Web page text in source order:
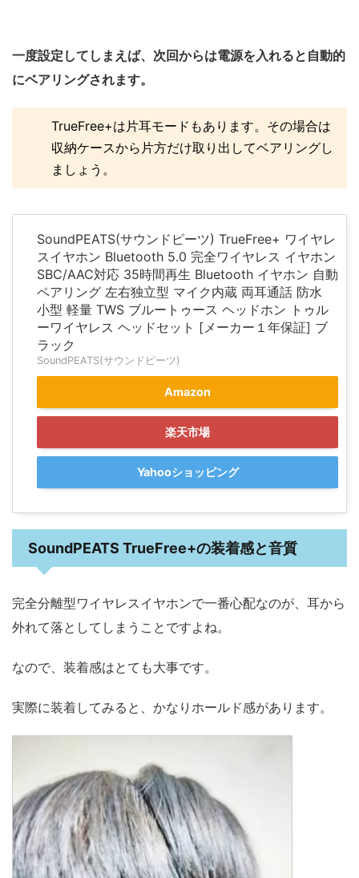
一度設定してしまえば、次回からは電源を入れると自動的
にベアリングされます。
TrueFree+は片耳モードもあります。その場合は
収納ケースから片方だけ取り出してベアリングし
ましょう。
SoundPEATS(サウンドピーツ) TrueFree+ ワイヤレ
スイヤホン Bluetooth 5.0 完全ワイヤレス イヤホン
SBC/AAC対応 35時間再生 Bluetooth イヤホン 自動
ペアリング 左右独立型 マイク内蔵 両耳通話 防水
小型 軽量 TWS ブルートゥース ヘッドホン トゥル
ーワイヤレス ヘッドセット [メーカー１年保証] ブ
ラック
SoundPEATS(サウンドピーツ)
Amazon
楽天市場
Yahooショッピング
SoundPEATS TrueFree+の装着感と音質
完全分離型ワイヤレスイヤホンで一番心配なのが、耳から
外れて落としてしまうことですよね。
なので、装着感はとても大事です。
実際に装着してみると、かなりホールド感があります。